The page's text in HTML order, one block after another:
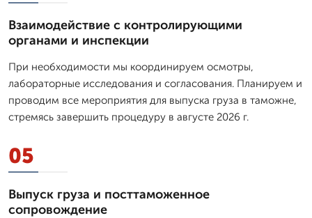
Взаимодействие с контролирующими
органами и инспекции
При необходимости мы координируем осмотры,
лабораторные исследования и согласования. Планируем и
проводим все мероприятия для выпуска груза в таможне,
стремясь завершить процедуру в августе 2026 г.
05
Выпуск груза и посттаможенное
сопровождение